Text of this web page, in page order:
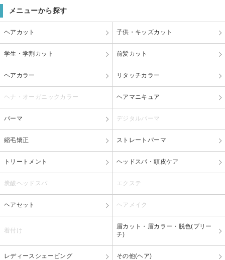
メニューから探す
ヘアカット 子供・キッズカット
学生・学割カット 前髪カット
ヘアカラー リタッチカラー
ヘナ・オーガニックカラー ヘアマニキュア
パーマ デジタルパーマ
縮毛矯正 ストレートパーマ
トリートメント ヘッドスパ・頭皮ケア
炭酸ヘッドスパ エクステ
ヘアセット ヘアメイク
着付け
眉カット・眉カラー・脱色(ブリー
チ)
レディースシェービング その他(ヘア)